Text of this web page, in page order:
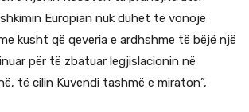
Europian nuk duhet të vonojë
kusht që qeveria e ardhshme të bëjë një
për të zbatuar legjislacionin në
të cilin Kuvendi tashmë e miraton”,